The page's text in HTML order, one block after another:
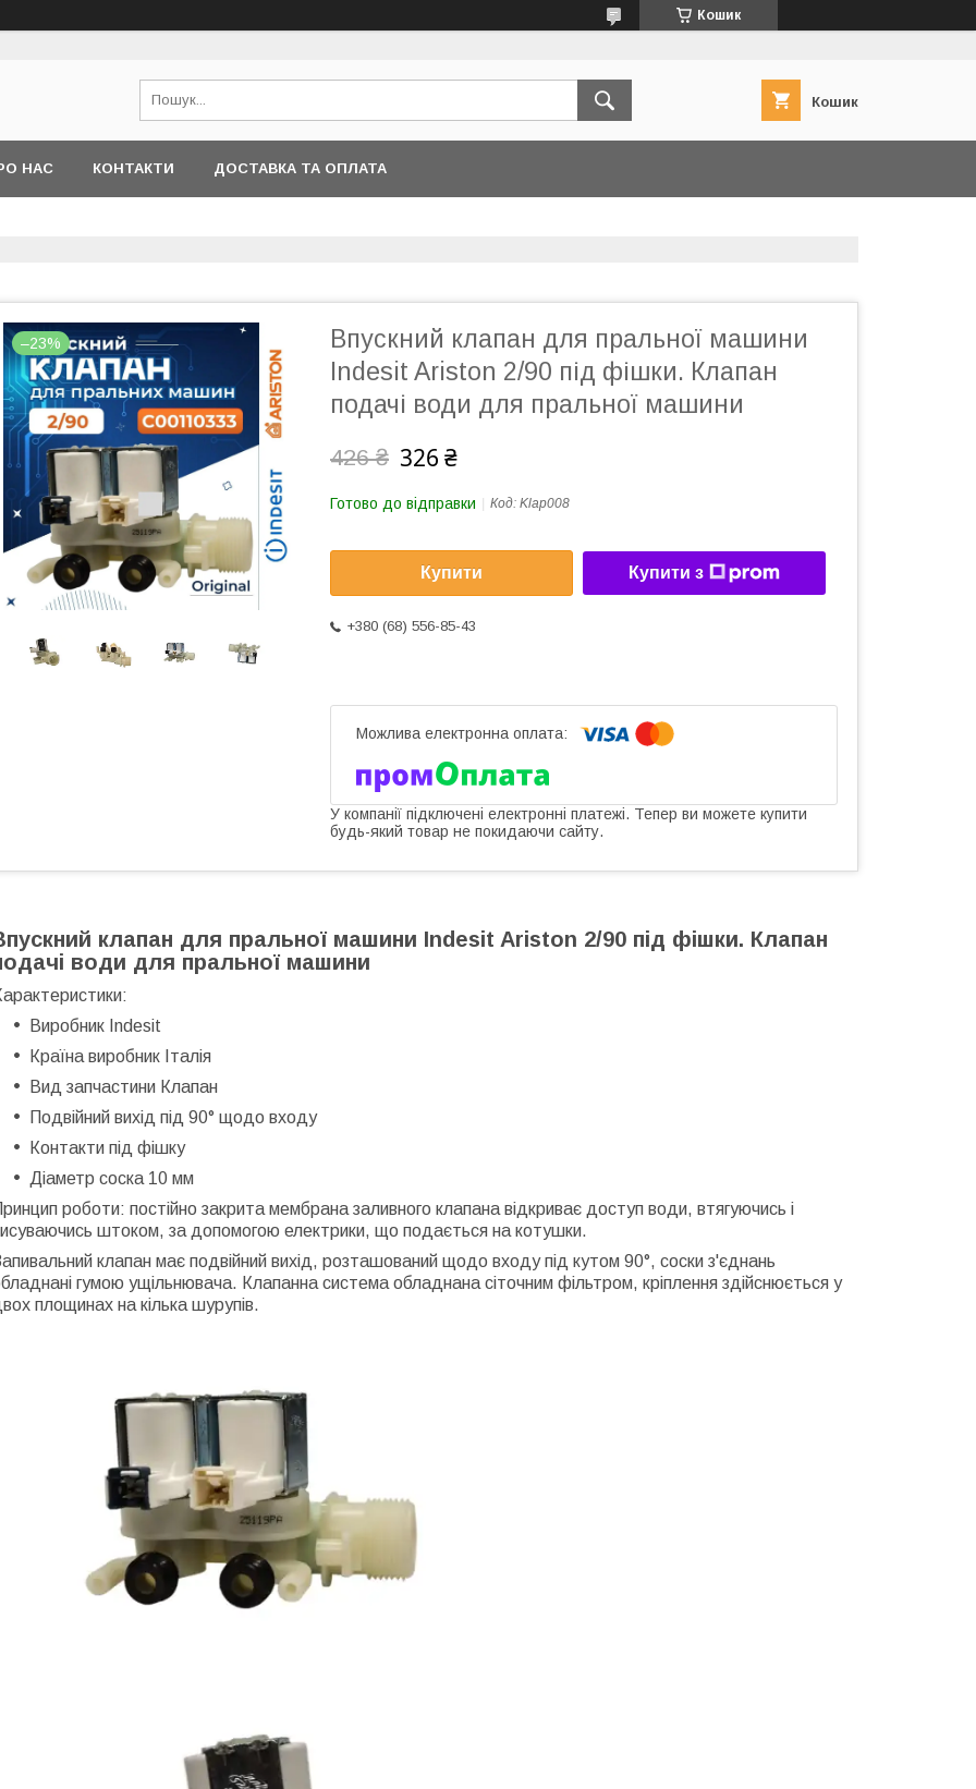
Кошик
Кошик
НАС КОНТАКТИ ДОСТАВКА ТА ОПЛАТА
–23%
Впускний клапан для пральної машини
Indesit Ariston 2/90 під фішки. Клапан
подачі води для пральної машини
426 ₴ 326 ₴
Готово до відправки Код: Klap008
Купити Купити з
+380 (68) 556-85-43
У компанії підключені електронні платежі. Тепер ви можете купити
будь-який товар не покидаючи сайту.
клапан для пральної машини Indesit Ariston 2/90 під фішки. Клапан
води для пральної машини
Виробник Indesit
Країна виробник Італія
Вид запчастини Клапан
Подвійний вихід під 90° щодо входу
Контакти під фішку
Діаметр соска 10 мм
роботи: постійно закрита мембрана заливного клапана відкриває доступ води, втягуючись і
штоком, за допомогою електрики, що подається на котушки.
клапан має подвійний вихід, розташований щодо входу під кутом 90°, соски з'єднань
гумою ущільнювача. Клапанна система обладнана сіточним фільтром, кріплення здійснюється у
площинах на кілька шурупів.